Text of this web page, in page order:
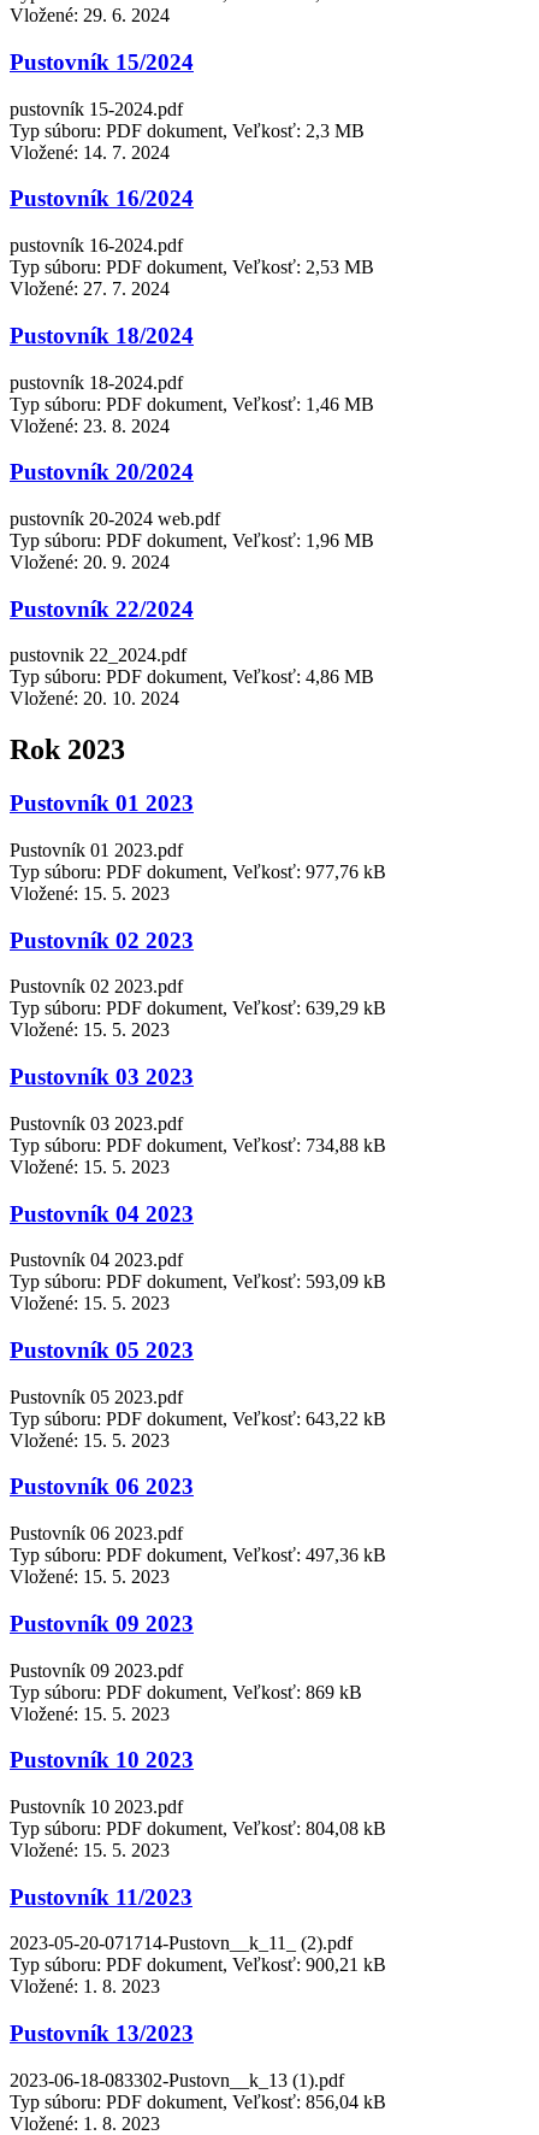
Vložené: 29. 6. 2024
Pustovník 15/2024
pustovník 15-2024.pdf
Typ súboru: PDF dokument, Veľkosť: 2,3 MB
Vložené: 14. 7. 2024
Pustovník 16/2024
pustovník 16-2024.pdf
Typ súboru: PDF dokument, Veľkosť: 2,53 MB
Vložené: 27. 7. 2024
Pustovník 18/2024
pustovník 18-2024.pdf
Typ súboru: PDF dokument, Veľkosť: 1,46 MB
Vložené: 23. 8. 2024
Pustovník 20/2024
pustovník 20-2024 web.pdf
Typ súboru: PDF dokument, Veľkosť: 1,96 MB
Vložené: 20. 9. 2024
Pustovník 22/2024
pustovnik 22_2024.pdf
Typ súboru: PDF dokument, Veľkosť: 4,86 MB
Vložené: 20. 10. 2024
Rok 2023
Pustovník 01 2023
Pustovník 01 2023.pdf
Typ súboru: PDF dokument, Veľkosť: 977,76 kB
Vložené: 15. 5. 2023
Pustovník 02 2023
Pustovník 02 2023.pdf
Typ súboru: PDF dokument, Veľkosť: 639,29 kB
Vložené: 15. 5. 2023
Pustovník 03 2023
Pustovník 03 2023.pdf
Typ súboru: PDF dokument, Veľkosť: 734,88 kB
Vložené: 15. 5. 2023
Pustovník 04 2023
Pustovník 04 2023.pdf
Typ súboru: PDF dokument, Veľkosť: 593,09 kB
Vložené: 15. 5. 2023
Pustovník 05 2023
Pustovník 05 2023.pdf
Typ súboru: PDF dokument, Veľkosť: 643,22 kB
Vložené: 15. 5. 2023
Pustovník 06 2023
Pustovník 06 2023.pdf
Typ súboru: PDF dokument, Veľkosť: 497,36 kB
Vložené: 15. 5. 2023
Pustovník 09 2023
Pustovník 09 2023.pdf
Typ súboru: PDF dokument, Veľkosť: 869 kB
Vložené: 15. 5. 2023
Pustovník 10 2023
Pustovník 10 2023.pdf
Typ súboru: PDF dokument, Veľkosť: 804,08 kB
Vložené: 15. 5. 2023
Pustovník 11/2023
2023-05-20-071714-Pustovn__k_11_ (2).pdf
Typ súboru: PDF dokument, Veľkosť: 900,21 kB
Vložené: 1. 8. 2023
Pustovník 13/2023
2023-06-18-083302-Pustovn__k_13 (1).pdf
Typ súboru: PDF dokument, Veľkosť: 856,04 kB
Vložené: 1. 8. 2023